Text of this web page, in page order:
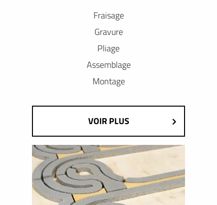
Fraisage
Gravure
Pliage
Assemblage
Montage
VOIR PLUS